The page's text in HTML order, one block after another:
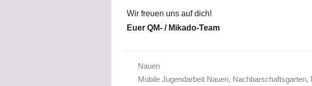
Wir freuen uns auf dich!
Euer QM- / Mikado-Team
Nauen
Mobile Jugendarbeit Nauen, Nachbarschaftsgarten,